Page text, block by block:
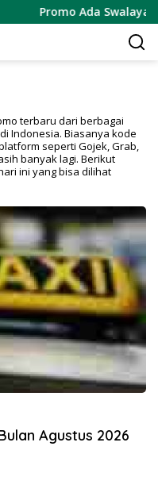
Promo Ada Swalayan
terbaru dari berbagai
Indonesia. Biasanya kode
seperti Gojek, Grab,
banyak lagi. Berikut
ini yang bisa dilihat
Agustus 2026